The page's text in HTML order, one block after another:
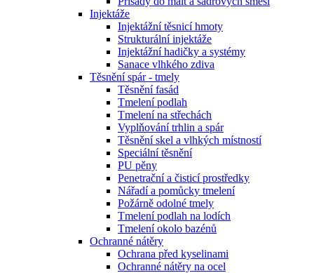
Injektáže
Injektážní těsnicí hmoty
Strukturální injektáže
Injektážní hadičky a systémy
Sanace vlhkého zdiva
Těsnění spár - tmely
Těsnění fasád
Tmelení podlah
Tmelení na střechách
Vyplňování trhlin a spár
Těsnění skel a vlhkých místností
Speciální těsnění
PU pěny
Penetrační a čisticí prostředky
Nářadí a pomůcky tmelení
Požárně odolné tmely
Tmelení podlah na lodích
Tmelení okolo bazénů
Ochranné nátěry
Ochrana před kyselinami
Ochranné nátěry na ocel